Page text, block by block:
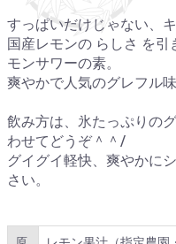
すっぱいだけじゃない、
国産レモンの らしさ を
モンサワーの素。
爽やかで人気のグレフル味
飲み方は、氷たっぷりの
わせてどうぞ＾＾/
グイグイ軽快、爽やかに
さい。